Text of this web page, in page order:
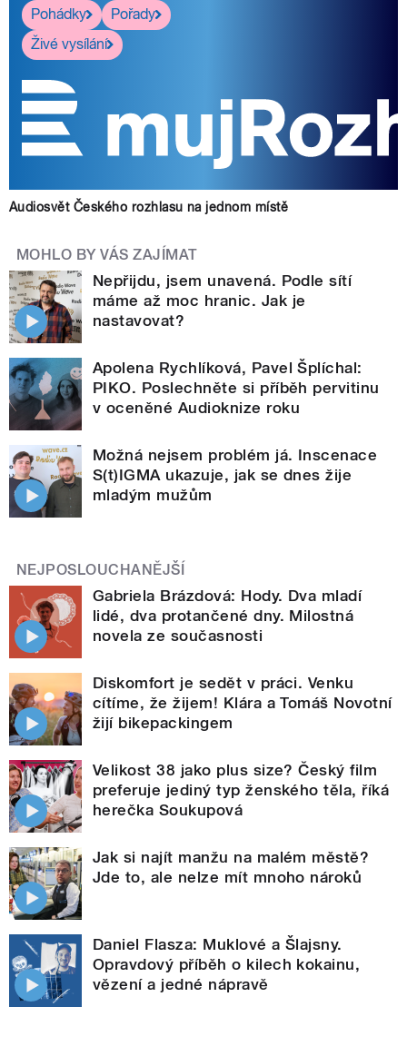
Pohádky
Pořady
Živé vysílání
Audiosvět Českého rozhlasu na jednom místě
MOHLO BY VÁS ZAJÍMAT
Nepřijdu, jsem unavená. Podle sítí
máme až moc hranic. Jak je
nastavovat?
Apolena Rychlíková, Pavel Šplíchal:
PIKO. Poslechněte si příběh pervitinu
v oceněné Audioknize roku
Možná nejsem problém já. Inscenace
S(t)IGMA ukazuje, jak se dnes žije
mladým mužům
NEJPOSLOUCHANĚJŠÍ
Gabriela Brázdová: Hody. Dva mladí
lidé, dva protančené dny. Milostná
novela ze současnosti
Diskomfort je sedět v práci. Venku
cítíme, že žijem! Klára a Tomáš Novotní
žijí bikepackingem
Velikost 38 jako plus size? Český film
preferuje jediný typ ženského těla, říká
herečka Soukupová
Jak si najít manžu na malém městě?
Jde to, ale nelze mít mnoho nároků
Daniel Flasza: Muklové a Šlajsny.
Opravdový příběh o kilech kokainu,
vězení a jedné nápravě